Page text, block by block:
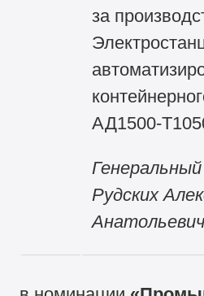
за
АД1500-
Рудских
Анатольевич